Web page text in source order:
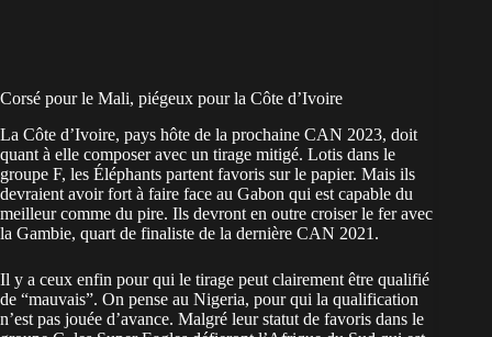
Corsé pour le Mali, piégeux pour la Côte d’Ivoire
La Côte d’Ivoire, pays hôte de la prochaine CAN 2023, doit
quant à elle composer avec un tirage mitigé. Lotis dans le
groupe F, les Éléphants partent favoris sur le papier. Mais ils
devraient avoir fort à faire face au Gabon qui est capable du
meilleur comme du pire. Ils devront en outre croiser le fer avec
la Gambie, quart de finaliste de la dernière CAN 2021.
Il y a ceux enfin pour qui le tirage peut clairement être qualifié
de “mauvais”. On pense au Nigeria, pour qui la qualification
n’est pas jouée d’avance. Malgré leur statut de favoris dans le